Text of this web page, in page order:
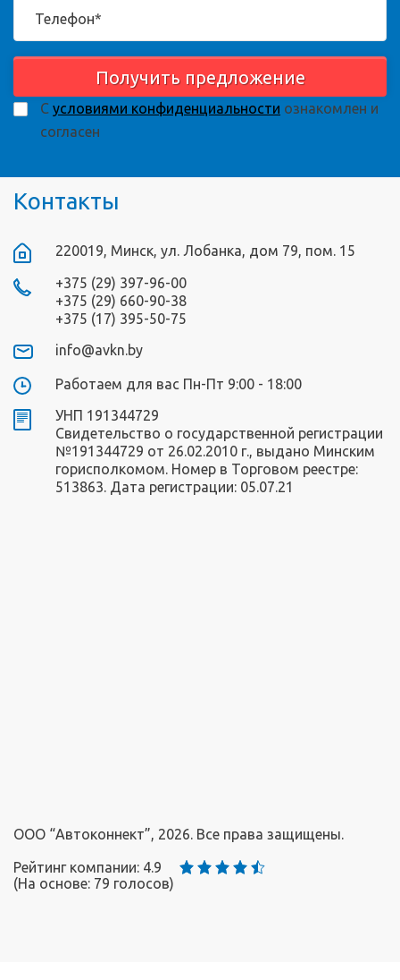
Получить предложение
С условиями конфиденциальности ознакомлен и
согласен
Контакты
220019, Минск, ул. Лобанка, дом 79, пом. 15
+375 (29) 397-96-00
+375 (29) 660-90-38
+375 (17) 395-50-75
info@avkn.by
Работаем для вас Пн-Пт 9:00 - 18:00
УНП 191344729
Свидетельство о государственной регистрации
№191344729 от 26.02.2010 г., выдано Минским
горисполкомом. Номер в Торговом реестре:
513863. Дата регистрации: 05.07.21
ООО “Автоконнект”, 2026. Все права защищены.
Рейтинг компании: 4.9
(На основе: 79 голосов)